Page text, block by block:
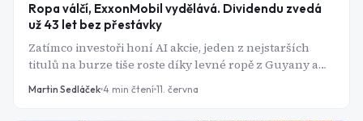
Ropa válčí, ExxonMobil vydělává. Dividendu zvedá
už 43 let bez přestávky
Zatímco investoři honí AI akcie, jeden z nejstarších
titulů na burze tiše roste díky levné ropě z Guyany a
Texasu. A Wall Street zvedá cílové ceny jednu za
Martin Sedláček 4 min čtení 11. června